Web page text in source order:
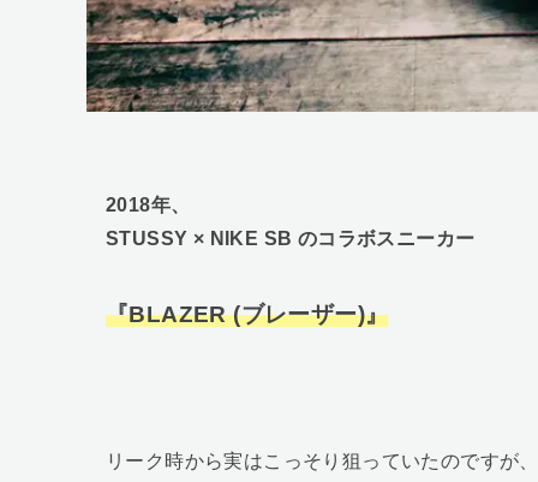
2018年、
STUSSY × NIKE SB のコラボスニーカー
『BLAZER (ブレーザー)』
リーク時から実はこっそり狙っていたのですが、